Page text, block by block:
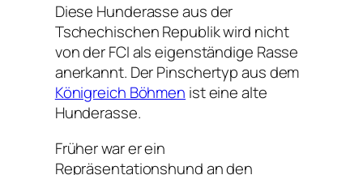
Diese Hunderasse aus der
Tschechischen Republik wird nicht
von der FCI als eigenständige Rasse
anerkannt. Der Pinschertyp aus dem
Königreich Böhmen ist eine alte
Hunderasse.
Früher war er ein
Repräsentationshund an den